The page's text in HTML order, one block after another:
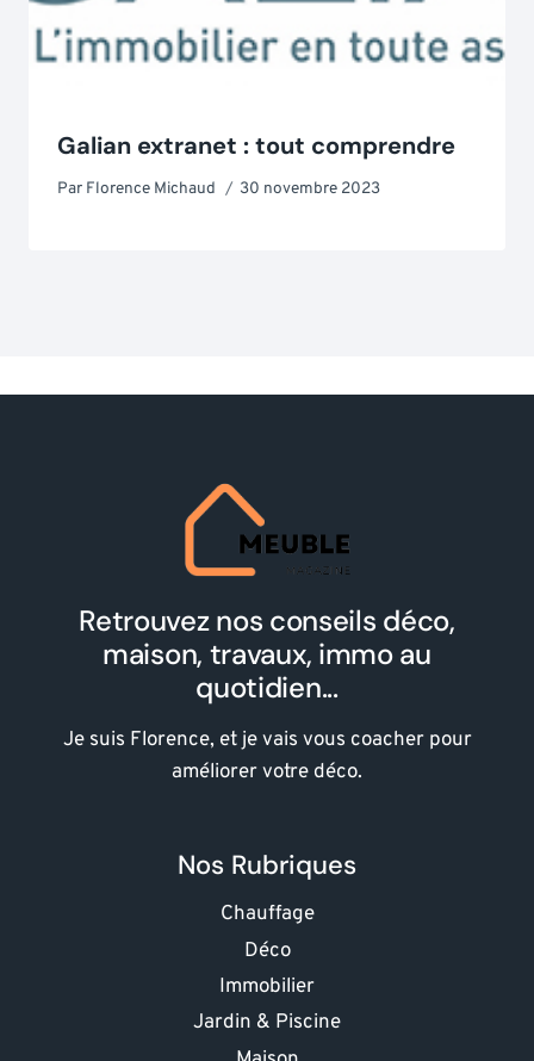
Galian extranet : tout comprendre
Par Florence Michaud 30 novembre 2023
Retrouvez nos conseils déco,
maison, travaux, immo au
quotidien...
Je suis Florence, et je vais vous coacher pour
améliorer votre déco.
Nos Rubriques
Chauffage
Déco
Immobilier
Jardin & Piscine